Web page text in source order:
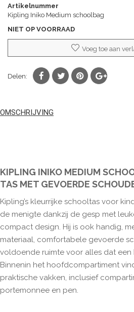
naar
het
van
de
gallerij
Artikelnummer
Kipling Iniko Medium schoolbag
NIET OP VOORRAAD
Voeg toe aan
Delen:
OMSCHRIJVING
KIPLING INIKO MEDIUM
TAS MET GEVOERDE
Kipling’s kleurrijke schooltas voor
de menigte dankzij de gesp met
compact design. Hij is ook handig,
materiaal, comfortabele gevoerde
voldoende ruimte voor alles dat
Binnenin het hoofdcompartiment
praktische vakken, inclusief
portemonnee en pen.